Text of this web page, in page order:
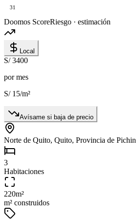
31
Doomos ScoreRiesgo · estimación
Local
S/ 3400
por mes
S/ 15/m²
Avísame si baja de precio
Norte de Quito, Quito, Provincia de
3
Habitaciones
220m²
m² construidos